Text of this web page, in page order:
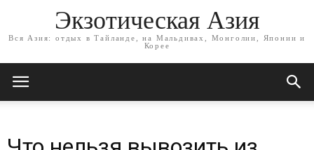
Экзотическая Азия
Вся Азия: отдых в Тайланде, на Мальдивах, Монголии, Японии и
Корее